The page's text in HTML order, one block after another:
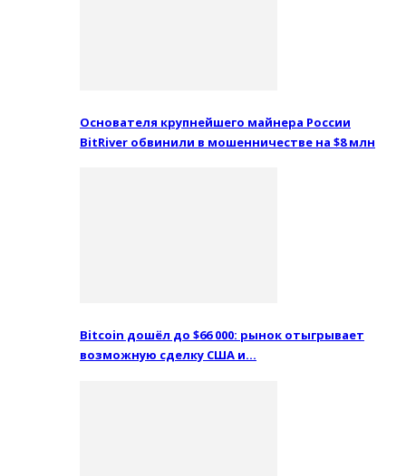
Основателя крупнейшего майнера России
BitRiver обвинили в мошенничестве на $8 млн
Bitcoin дошёл до $66 000: рынок отыгрывает
возможную сделку США и…